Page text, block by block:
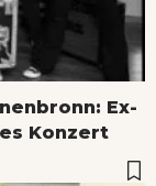
Ex-
Konzert